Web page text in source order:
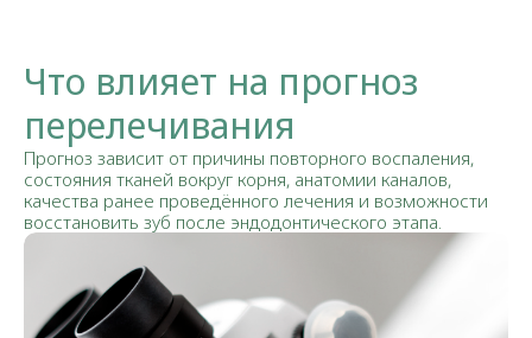
Что влияет на прогноз
перелечивания
Прогноз зависит от причины повторного воспаления,
состояния тканей вокруг корня, анатомии каналов,
качества ранее проведённого лечения и возможности
восстановить зуб после эндодонтического этапа.